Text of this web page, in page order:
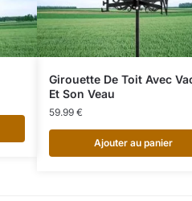
Girouette De Toit Avec
Et Son Veau
59.99 €
Ajouter au panier